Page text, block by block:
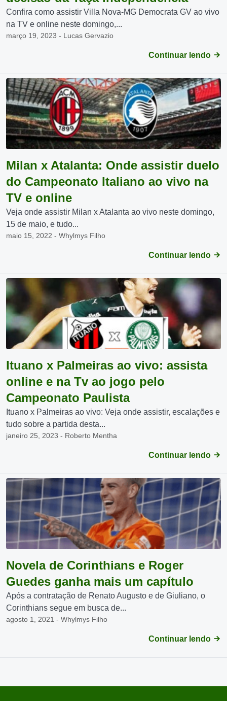
Confira como assistir Villa Nova-MG Democrata GV ao vivo
na TV e online neste domingo,...
março 19, 2023 - Lucas Gervazio
Continuar lendo
Milan x Atalanta: Onde assistir duelo
do Campeonato Italiano ao vivo na
TV e online
Veja onde assistir Milan x Atalanta ao vivo neste domingo,
15 de maio, e tudo...
maio 15, 2022 - Whylmys Filho
Continuar lendo
Ituano x Palmeiras ao vivo: assista
online e na Tv ao jogo pelo
Campeonato Paulista
Ituano x Palmeiras ao vivo: Veja onde assistir, escalações e
tudo sobre a partida desta...
janeiro 25, 2023 - Roberto Mentha
Continuar lendo
Novela de Corinthians e Roger
Guedes ganha mais um capítulo
Após a contratação de Renato Augusto e de Giuliano, o
Corinthians segue em busca de...
agosto 1, 2021 - Whylmys Filho
Continuar lendo